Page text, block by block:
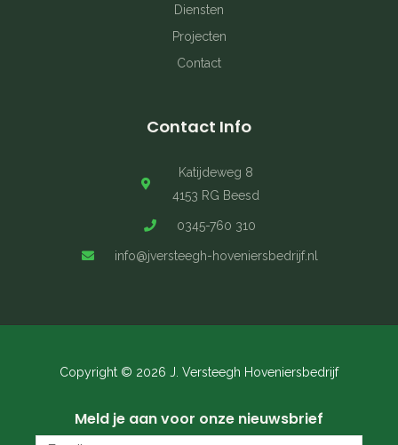
Contact Info
Katijdeweg 8
4153 RG Beesd
0345-760 310
info@jversteegh-hoveniersbedrijf.nl
Diensten
Projecten
Contact
Copyright © 2026 J. Versteegh Hoveniersbedrijf
Meld je aan voor onze nieuwsbrief